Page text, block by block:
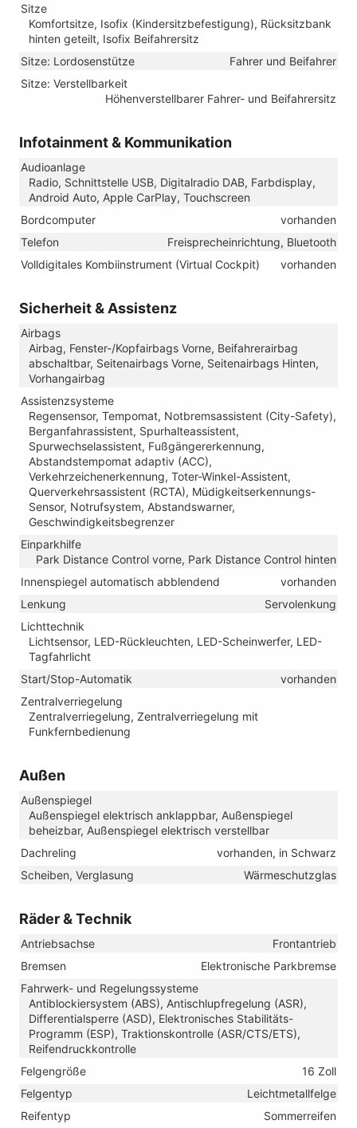
Sitze
Komfortsitze, Isofix (Kindersitzbefestigung), Rücksitzbank
hinten geteilt, Isofix Beifahrersitz
Sitze: Lordosenstütze
Fahrer und Beifahrer
Sitze: Verstellbarkeit
Höhenverstellbarer Fahrer- und Beifahrersitz
Infotainment & Kommunikation
Audioanlage
Radio, Schnittstelle USB, Digitalradio DAB, Farbdisplay,
Android Auto, Apple CarPlay, Touchscreen
Bordcomputer
vorhanden
Telefon
Freisprecheinrichtung, Bluetooth
Volldigitales Kombiinstrument (Virtual Cockpit)
vorhanden
Sicherheit & Assistenz
Airbags
Airbag, Fenster-/Kopfairbags Vorne, Beifahrerairbag
abschaltbar, Seitenairbags Vorne, Seitenairbags Hinten,
Vorhangairbag
Assistenzsysteme
Regensensor, Tempomat, Notbremsassistent (City-Safety),
Berganfahrassistent, Spurhalteassistent,
Spurwechselassistent, Fußgängererkennung,
Abstandstempomat adaptiv (ACC),
Verkehrzeichenerkennung, Toter-Winkel-Assistent,
Querverkehrsassistent (RCTA), Müdigkeitserkennungs-
Sensor, Notrufsystem, Abstandswarner,
Geschwindigkeitsbegrenzer
Einparkhilfe
Park Distance Control vorne, Park Distance Control hinten
Innenspiegel automatisch abblendend
vorhanden
Lenkung
Servolenkung
Lichttechnik
Lichtsensor, LED-Rückleuchten, LED-Scheinwerfer, LED-
Tagfahrlicht
Start/Stop-Automatik
vorhanden
Zentralverriegelung
Zentralverriegelung, Zentralverriegelung mit
Funkfernbedienung
Außen
Außenspiegel
Außenspiegel elektrisch anklappbar, Außenspiegel
beheizbar, Außenspiegel elektrisch verstellbar
Dachreling
vorhanden, in Schwarz
Scheiben, Verglasung
Wärmeschutzglas
Räder & Technik
Antriebsachse
Frontantrieb
Bremsen
Elektronische Parkbremse
Fahrwerk- und Regelungssysteme
Antiblockiersystem (ABS), Antischlupfregelung (ASR),
Differentialsperre (ASD), Elektronisches Stabilitäts-
Programm (ESP), Traktionskontrolle (ASR/CTS/ETS),
Reifendruckkontrolle
Felgengröße
16 Zoll
Felgentyp
Leichtmetallfelge
Reifentyp
Sommerreifen